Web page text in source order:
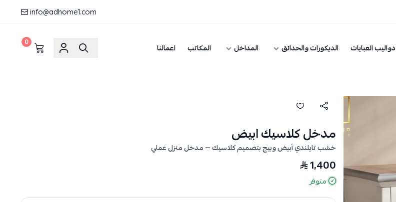
info@adhome1.com
دواليب العبايات الديكورات والحدائق المداخل المكاتب اعمالنا 0
مدخل كلاسيك ابيض
خشب تايلندي أبيض وبيج بتصميم كلاسيك — مدخل منزل عملي
1,400
متوفر